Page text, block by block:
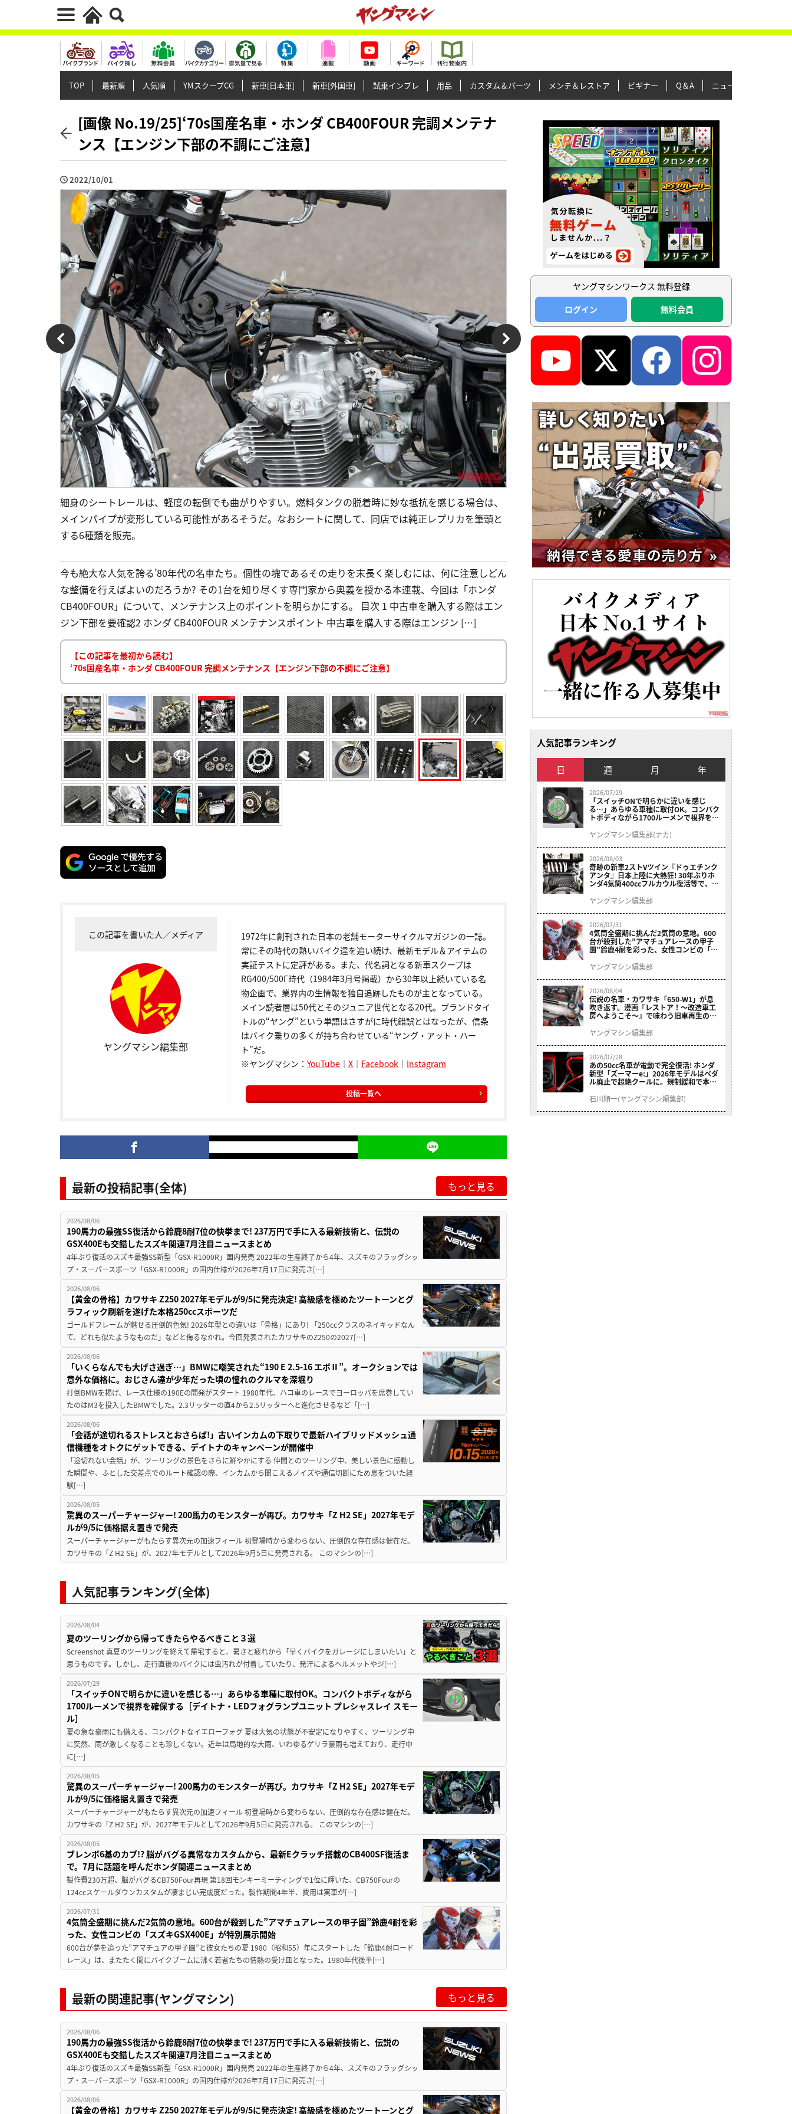
TOP 最新順 人気順 YMスクープCG 新車[日本車] 新車[外国車] 試乗インプレ 用品 カスタム＆パーツ メンテ＆レストア ビギナー Q＆A ニュース＆トピックス
[画像 No.19/25]‘70s国産名車・ホンダ CB400FOUR 完調メンテナ
ンス【エンジン下部の不調にご注意】
2022/10/01
細身のシートレールは、軽度の転倒でも曲がりやすい。燃料タンクの脱着時に妙な抵抗を感じる場合は、
メインパイプが変形している可能性があるそうだ。なおシートに関して、同店では純正レプリカを筆頭と
する6種類を販売。
今も絶大な人気を誇る’80年代の名車たち。個性の塊であるその走りを末長く楽しむには、何に注意しどん
な整備を行えばよいのだろうか? その1台を知り尽くす専門家から奥義を授かる本連載、今回は「ホンダ
CB400FOUR」について、メンテナンス上のポイントを明らかにする。 目次 1 中古車を購入する際はエン
ジン下部を要確認2 ホンダ CB400FOUR メンテナンスポイント 中古車を購入する際はエンジン […]
【この記事を最初から読む】
‘70s国産名車・ホンダ CB400FOUR 完調メンテナンス【エンジン下部の不調にご注意】
この記事を書いた人／メディア
ヤングマシン編集部
1972年に創刊された日本の老舗モーターサイクルマガジンの一誌。
常にその時代の熱いバイク達を追い続け、最新モデル＆アイテムの
実証テストに定評がある。また、代名詞となる新車スクープは
RG400/500Γ時代（1984年3月号掲載）から30年以上続いている名
物企画で、業界内の生情報を独自追跡したものが主となっている。
メイン読者層は50代とそのジュニア世代となる20代。ブランドタイ
トルの“ヤング”という単語はさすがに時代錯誤とはなったが、信条
はバイク乗りの多くが持ち合わせている“ヤング・アット・ハー
ト”だ。
※ヤングマシン： YouTube｜ X｜ Facebook｜ Instagram
投稿一覧へ
最新の投稿記事(全体) もっと見る
2026/08/06
190馬力の最強SS復活から鈴鹿8耐7位の快挙まで! 237万円で手に入る最新技術と、伝説の
GSX400Eも交錯したスズキ関連7月注目ニュースまとめ
4年ぶり復活のスズキ最強SS新型「GSX-R1000R」国内発売 2022年の生産終了から4年、スズキのフラッグシッ
プ・スーパースポーツ「GSX-R1000R」の国内仕様が2026年7月17日に発売さ[…]
2026/08/06
【黄金の骨格】カワサキ Z250 2027年モデルが9/5に発売決定! 高級感を極めたツートーンとグ
ラフィック刷新を遂げた本格250ccスポーツだ
ゴールドフレームが魅せる圧倒的色気! 2026年型との違いは「骨格」にあり! 「250ccクラスのネイキッドなん
て、どれも似たようなものだ」などと侮るなかれ。今回発表されたカワサキのZ250の2027[…]
2026/08/06
「いくらなんでも大げさ過ぎ…」BMWに嘲笑された“190 E 2.5-16 エボⅡ”。オークションでは
意外な価格に。おじさん達が少年だった頃の憧れのクルマを深堀り
打倒BMWを掲げ、レース仕様の190Eの開発がスタート 1980年代、ハコ車のレースでヨーロッパを席巻してい
たのはM3を投入したBMWでした。2.3リッターの直4から2.5リッターへと進化させるなど「[…]
2026/08/06
「会話が途切れるストレスとおさらば!」古いインカムの下取りで最新ハイブリッドメッシュ通
信機種をオトクにゲットできる、デイトナのキャンペーンが開催中
「途切れない会話」が、ツーリングの景色をさらに鮮やかにする 仲間とのツーリング中、美しい景色に感動し
た瞬間や、ふとした交差点でのルート確認の際、インカムから聞こえるノイズや通信切断にため息をついた経
験[…]
2026/08/05
驚異のスーパーチャージャー! 200馬力のモンスターが再び。カワサキ「Z H2 SE」2027年モデ
ルが9/5に価格据え置きで発売
スーパーチャージャーがもたらす異次元の加速フィール 初登場時から変わらない、圧倒的な存在感は健在だ。
カワサキの「Z H2 SE」が、2027年モデルとして2026年9月5日に発売される。 このマシンの[…]
人気記事ランキング(全体)
2026/08/04
夏のツーリングから帰ってきたらやるべきこと３選
Screenshot 真夏のツーリングを終えて帰宅すると、暑さと疲れから「早くバイクをガレージにしまいたい」と
思うものです。しかし、走行直後のバイクには虫汚れが付着していたり、発汗によるヘルメットやジ[…]
2026/07/29
「スイッチONで明らかに違いを感じる…」あらゆる車種に取付OK。コンパクトボディながら
1700ルーメンで視界を確保する［デイトナ・LEDフォグランプユニット プレシャスレイ スモー
ル］
夏の急な豪雨にも備える、コンパクトなイエローフォグ 夏は大気の状態が不安定になりやすく、ツーリング中
に突然、雨が激しくなることも珍しくない。近年は局地的な大雨、いわゆるゲリラ豪雨も増えており、走行中
に[…]
2026/08/05
驚異のスーパーチャージャー! 200馬力のモンスターが再び。カワサキ「Z H2 SE」2027年モデ
ルが9/5に価格据え置きで発売
スーパーチャージャーがもたらす異次元の加速フィール 初登場時から変わらない、圧倒的な存在感は健在だ。
カワサキの「Z H2 SE」が、2027年モデルとして2026年9月5日に発売される。 このマシンの[…]
2026/08/05
ブレンボ6基のカブ!? 脳がバグる異常なカスタムから、最新Eクラッチ搭載のCB400SF復活ま
で。7月に話題を呼んだホンダ関連ニュースまとめ
製作費230万超、脳がバグるCB750Four再現 第18回モンキーミーティングで1位に輝いた、CB750Fourの
124ccスケールダウンカスタムが凄まじい完成度だった。製作期間4年半、費用は実車が[…]
2026/07/31
4気筒全盛期に挑んだ2気筒の意地。600台が殺到した”アマチュアレースの甲子園”鈴鹿4耐を彩
った、女性コンビの「スズキGSX400E」が特別展示開始
600台が夢を追った”アマチュアの甲子園”と彼女たちの夏 1980（昭和55）年にスタートした「鈴鹿4耐ロード
レース」は、またたく間にバイクブームに沸く若者たちの情熱の受け皿となった。1980年代後半[…]
最新の関連記事(ヤングマシン) もっと見る
2026/08/06
190馬力の最強SS復活から鈴鹿8耐7位の快挙まで! 237万円で手に入る最新技術と、伝説の
GSX400Eも交錯したスズキ関連7月注目ニュースまとめ
4年ぶり復活のスズキ最強SS新型「GSX-R1000R」国内発売 2022年の生産終了から4年、スズキのフラッグシッ
プ・スーパースポーツ「GSX-R1000R」の国内仕様が2026年7月17日に発売さ[…]
2026/08/06
【黄金の骨格】カワサキ Z250 2027年モデルが9/5に発売決定! 高級感を極めたツートーンとグ
ヤングマシンワークス 無料登録
ログイン
無料会員
人気記事ランキング
日 週 月 年
2026/07/29
「スイッチONで明らかに違いを感じ
る…」あらゆる車種に取付OK。コンパク
トボディながら1700ルーメンで視界を確
ニット プレシャスレイ スモール］
ヤングマシン編集部(ナカ)
2026/08/03
奇跡の新車2ストVツイン『ドゥエチンク
アンタ』日本上陸に大熱狂! 30年ぶりホ
ンダ4気筒400ccフルカウル復活等で、ロ
ニュース振り返り】
ヤングマシン編集部
2026/07/31
4気筒全盛期に挑んだ2気筒の意地。600
台が殺到した”アマチュアレースの甲子
園”鈴鹿4耐を彩った、女性コンビの「ス
ヤングマシン編集部
2026/08/04
伝説の名車・カワサキ「650-W1」が息
吹き返す。漫画『レストア！～改造車工
房へようこそ～』で味わう旧車再生のロ
ヤングマシン編集部
2026/07/28
あの50cc名車が電動で完全復活! ホンダ
新型「ズーマーe:」2026年モデルはペダ
ル廃止で超絶クールに。規制緩和で本来
石川順一(ヤングマシン編集部)